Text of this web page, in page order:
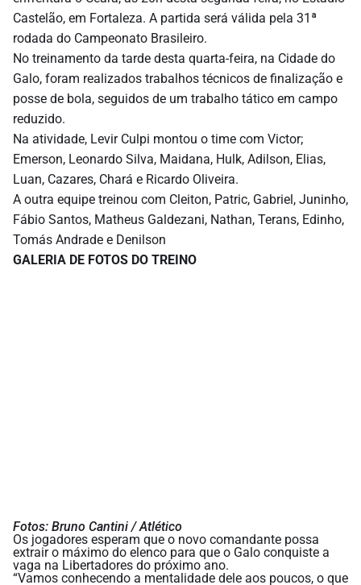
Castelão, em Fortaleza. A partida será válida pela 31ª
rodada do Campeonato Brasileiro.
No treinamento da tarde desta quarta-feira, na Cidade do
Galo, foram realizados trabalhos técnicos de finalização e
posse de bola, seguidos de um trabalho tático em campo
reduzido.
Na atividade, Levir Culpi montou o time com Victor;
Emerson, Leonardo Silva, Maidana, Hulk, Adilson, Elias,
Luan, Cazares, Chará e Ricardo Oliveira.
A outra equipe treinou com Cleiton, Patric, Gabriel, Juninho,
Fábio Santos, Matheus Galdezani, Nathan, Terans, Edinho,
Tomás Andrade e Denilson
GALERIA DE FOTOS DO TREINO
Fotos: Bruno Cantini / Atlético
Os jogadores esperam que o novo comandante possa
extrair o máximo do elenco para que o Galo conquiste a
vaga na Libertadores do próximo ano.
“Vamos conhecendo a mentalidade dele aos poucos, o que